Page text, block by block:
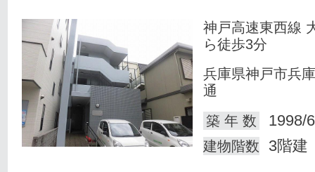
神戸高速東西線
ら徒歩3分
兵庫県神戸市兵
通
築 年 数
1998/
建物階数 3階建